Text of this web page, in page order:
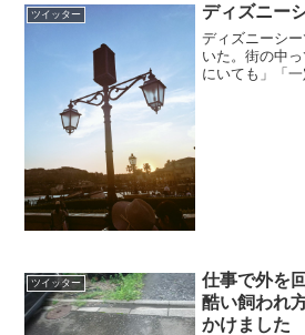
ツイッター ディズニー
ディズニーシ
いた。街の中
にいても」「
ツイッター
仕事で外を
酷い飼われ
かけました